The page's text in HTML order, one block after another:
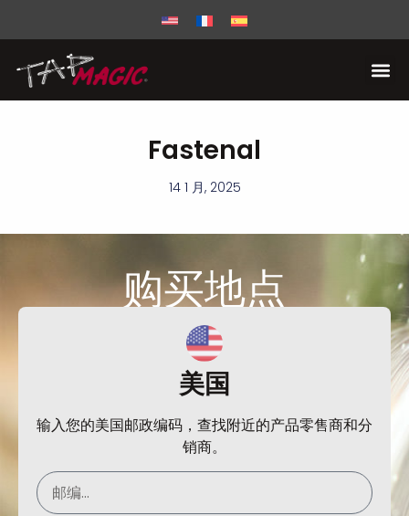
Fastenal
14 1 月, 2025
购买地点
美国
输入您的美国邮政编码，查找附近的产品零售商和分
销商。